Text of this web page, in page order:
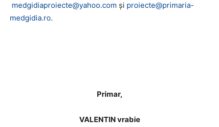
medgidiaproiecte@yahoo.com și proiecte@primaria-
medgidia.ro.
Primar,
VALENTIN vrabie